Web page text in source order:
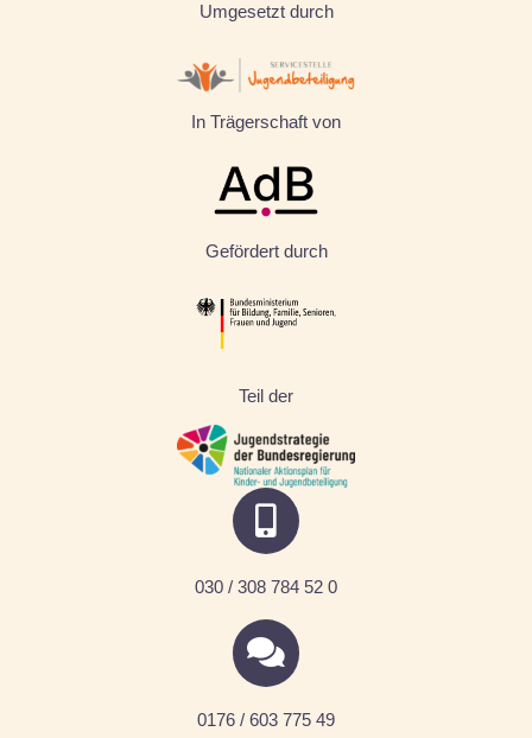
Umgesetzt durch
In Trägerschaft von
Gefördert durch
Teil der
030 / 308 784 52 0
0176 / 603 775 49